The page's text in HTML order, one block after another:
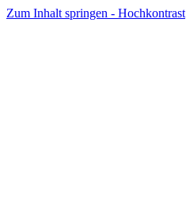
Zum Inhalt springen - Hochkontrast